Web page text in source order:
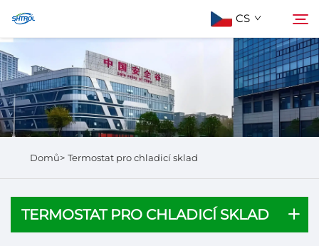
CS
Informace o nás
Produkty
Hledat
Domů> Termostat pro chladicí sklad
TERMOSTAT PRO CHLADICÍ SKLAD